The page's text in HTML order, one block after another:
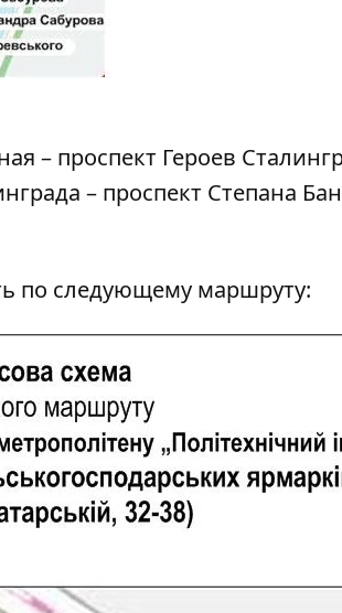
– проспект Героев
– проспект Степана
по следующему маршруту: